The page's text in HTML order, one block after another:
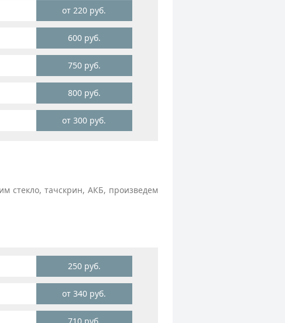
от 220 руб.
600 руб.
750 руб.
800 руб.
от 300 руб.
стекло, тачскрин, АКБ, произведем
250 руб.
от 340 руб.